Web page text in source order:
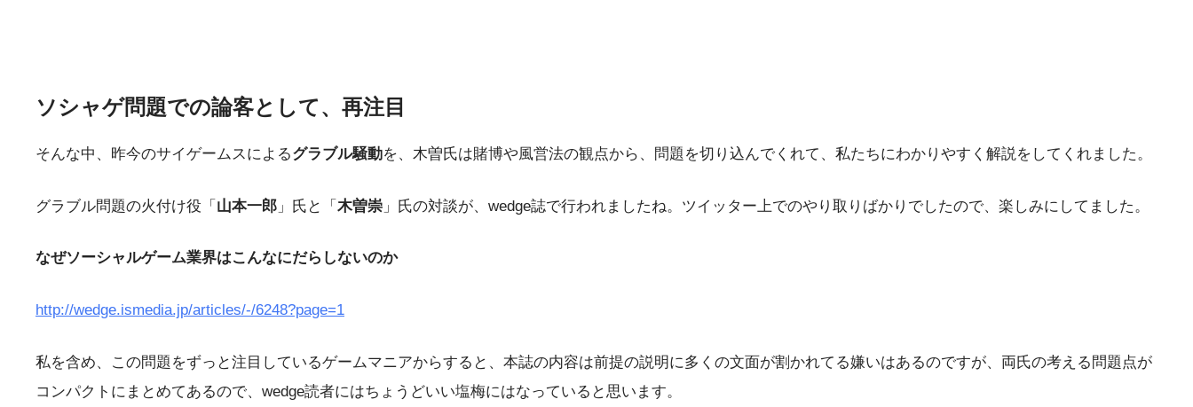
ソシャゲ問題での論客として、再注目
そんな中、昨今のサイゲームスによるグラブル騒動を、木曽氏は賭博や風営法の観点から、問題を切り込んでくれて、私たちにわかりやすく解説をしてくれました。
グラブル問題の火付け役「 山本一郎 」氏と「 木曽崇 」氏の対談が、wedge誌で行われましたね。ツイッター上でのやり取りばかりでしたので、楽しみにしてました。
なぜソーシャルゲーム業界はこんなにだらしないのか
http://wedge.ismedia.jp/articles/-/6248?page=1
私を含め、この問題をずっと注目しているゲームマニアからすると、本誌の内容は前提の説明に多くの文面が割かれてる嫌いはあるのですが、両氏の考える問題点が
コンパクトにまとめてあるので、wedge読者にはちょうどいい塩梅にはなっていると思います。